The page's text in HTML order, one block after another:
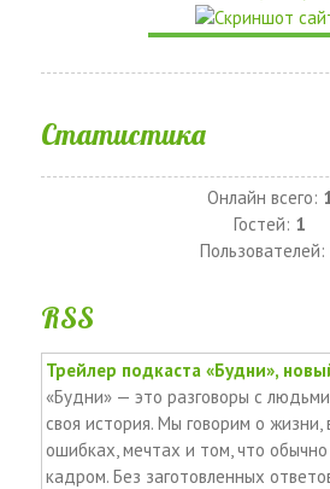
Статистика
Онлайн всего:
Гостей: 1
Пользователей:
RSS
Трейлер подкаста «Будни»,
«Будни» — это разговоры с
своя история. Мы говорим о жизни,
ошибках, мечтах и том, что
кадром. Без заготовленных